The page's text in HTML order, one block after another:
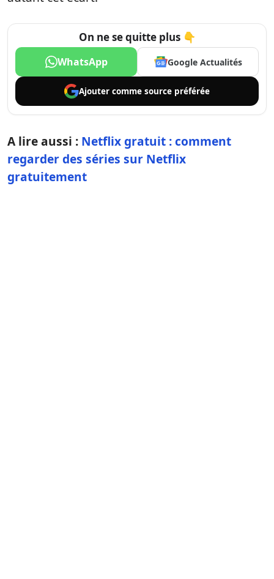
On ne se quitte plus 👇
WhatsApp Google Actualités
Ajouter comme source préférée
A lire aussi : Netflix gratuit : comment
regarder des séries sur Netflix
gratuitement